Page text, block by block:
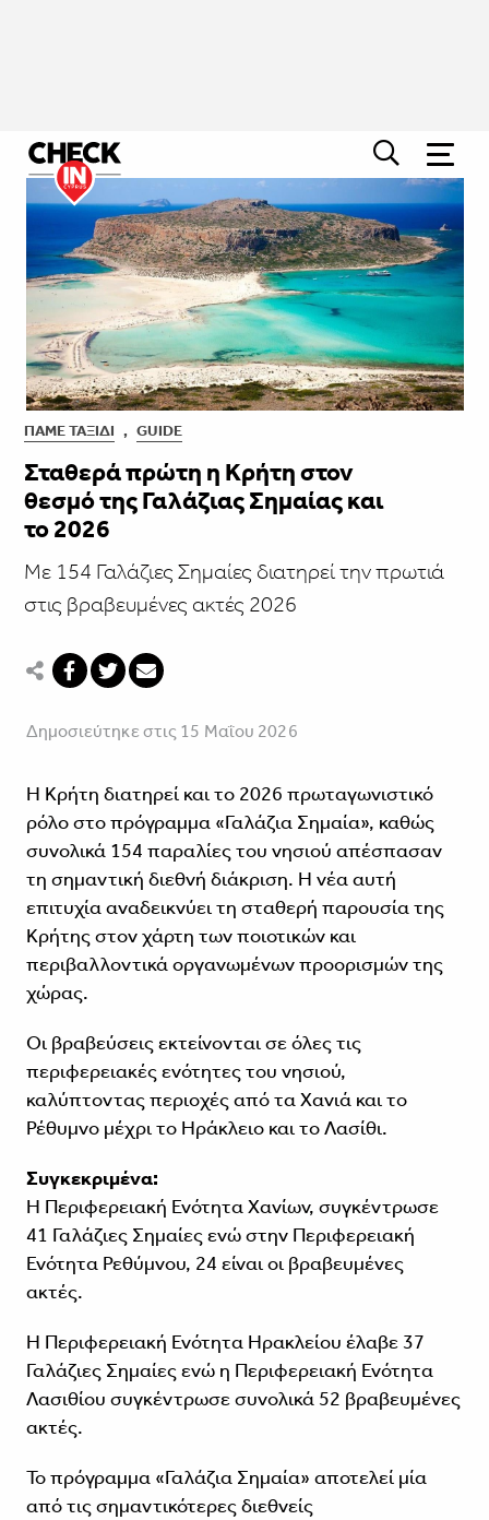
ΠΆΜΕ ΤΑΞΊΔΙ , GUIDE
Σταθερά πρώτη η Κρήτη στον
θεσμό της Γαλάζιας Σημαίας και
το 2026
Με 154 Γαλάζιες Σημαίες διατηρεί την πρωτιά
στις βραβευμένες ακτές 2026
Δημοσιεύτηκε στις 15 Μαΐου 2026
Η Κρήτη διατηρεί και το 2026 πρωταγωνιστικό
ρόλο στο πρόγραμμα «Γαλάζια Σημαία», καθώς
συνολικά 154 παραλίες του νησιού απέσπασαν
τη σημαντική διεθνή διάκριση. Η νέα αυτή
επιτυχία αναδεικνύει τη σταθερή παρουσία της
Κρήτης στον χάρτη των ποιοτικών και
περιβαλλοντικά οργανωμένων προορισμών της
χώρας.
Οι βραβεύσεις εκτείνονται σε όλες τις
περιφερειακές ενότητες του νησιού,
καλύπτοντας περιοχές από τα Χανιά και το
Ρέθυμνο μέχρι το Ηράκλειο και το Λασίθι.
Συγκεκριμένα:
Η Περιφερειακή Ενότητα Χανίων, συγκέντρωσε
41 Γαλάζιες Σημαίες ενώ στην Περιφερειακή
Ενότητα Ρεθύμνου, 24 είναι οι βραβευμένες
ακτές.
Η Περιφερειακή Ενότητα Ηρακλείου έλαβε 37
Γαλάζιες Σημαίες ενώ η Περιφερειακή Ενότητα
Λασιθίου συγκέντρωσε συνολικά 52 βραβευμένες
ακτές.
Το πρόγραμμα «Γαλάζια Σημαία» αποτελεί μία
από τις σημαντικότερες διεθνείς